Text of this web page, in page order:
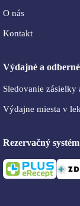
O nás
Kontakt
Výdajné a
Sledovanie
Výdajne miesta v
Rezervačný